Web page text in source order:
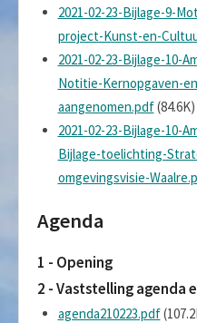
2021-02-23-Bijlage-9-
project-Kunst-en-
2021-02-23-Bijlage-10-
Notitie-Kernopgaven-
aangenomen.pdf(84.6K)
2021-02-23-Bijlage-10-
Bijlage-toelichting-
omgevingsvisie-
Agenda
1 - Opening
2 - Vaststelling agenda
agenda210223.pdf